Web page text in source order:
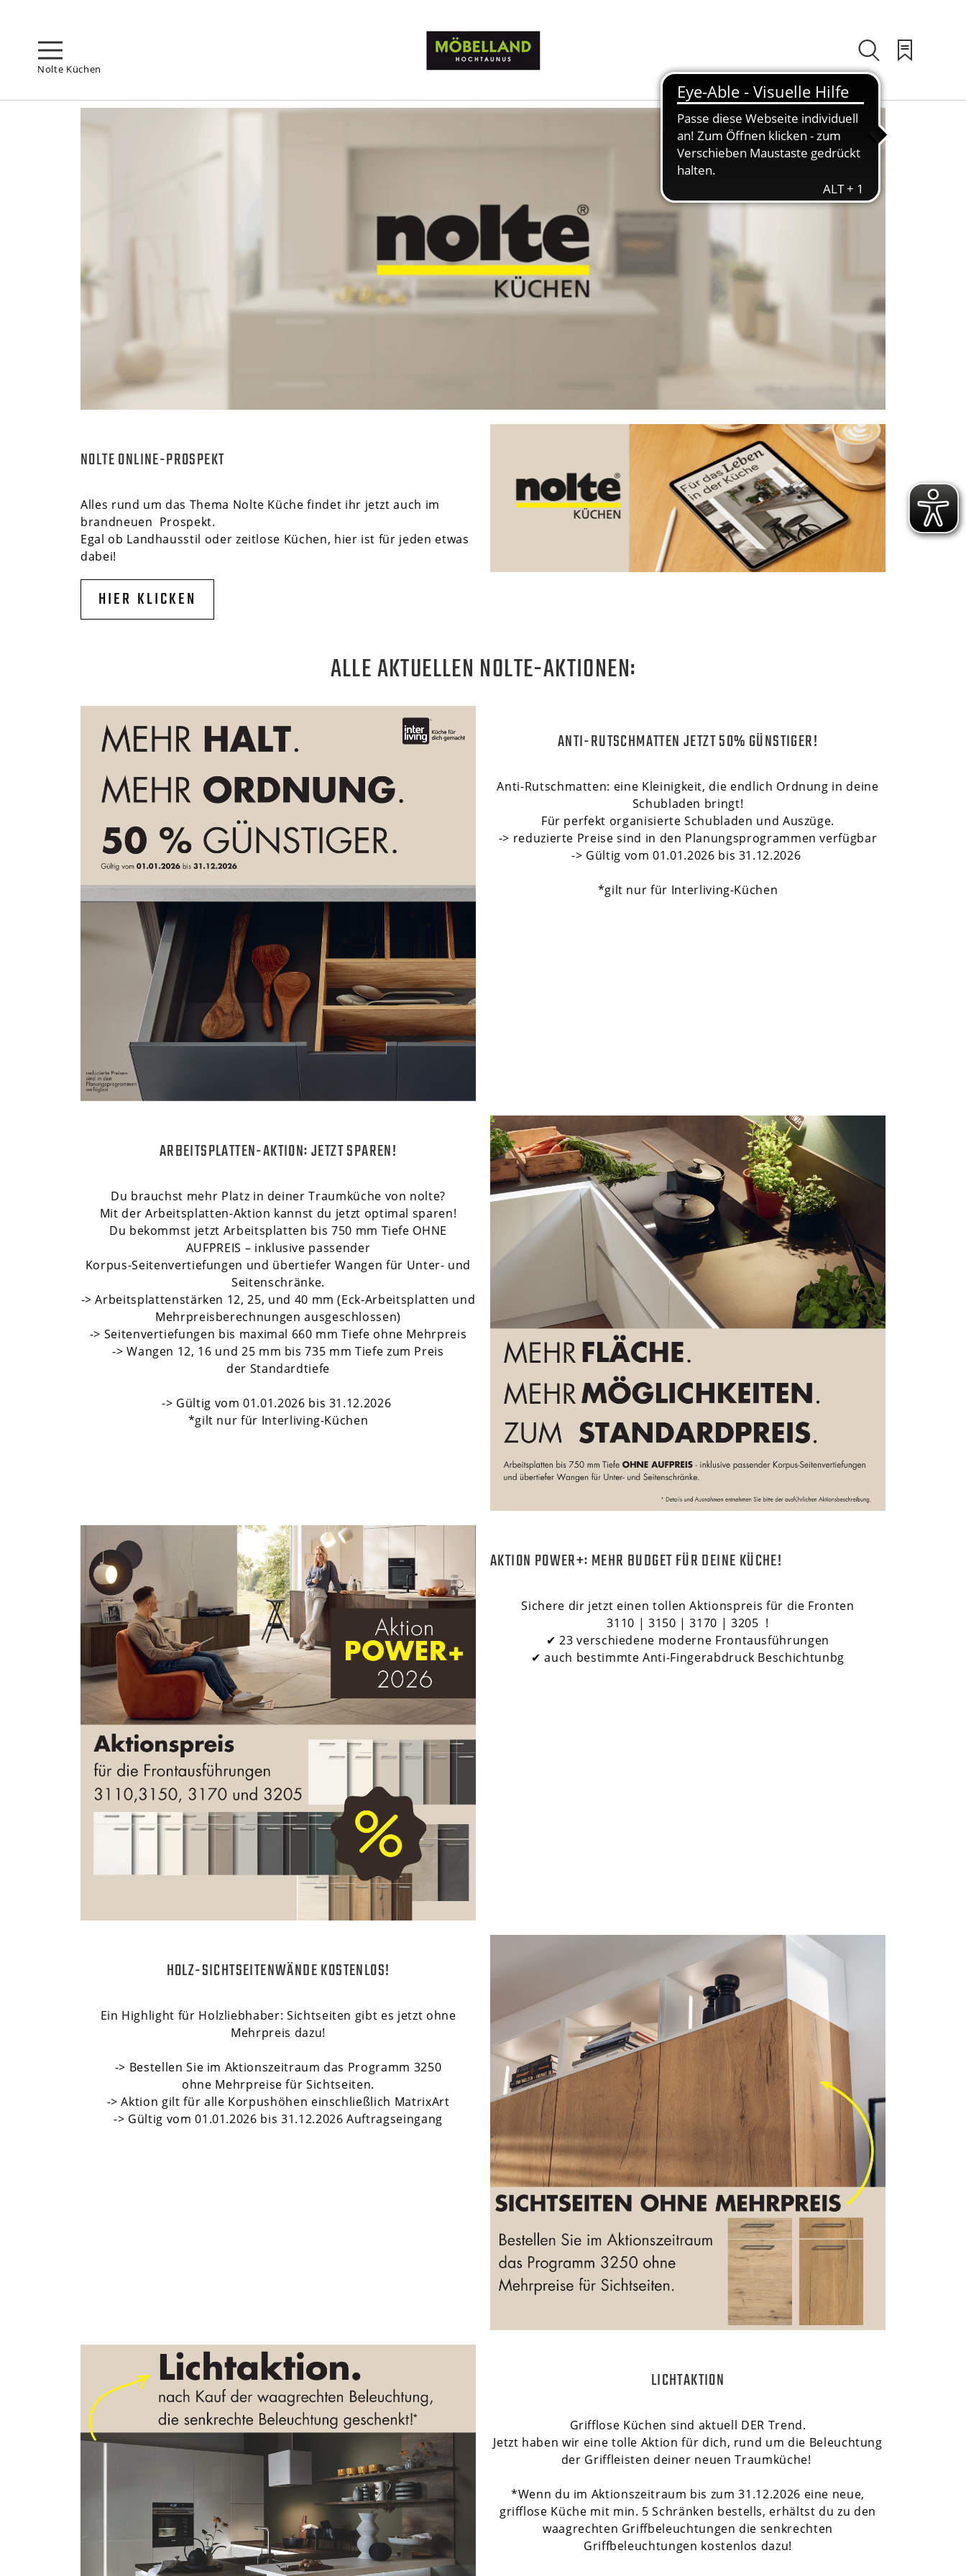
Nolte Küchen
NOLTE ONLINE-PROSPEKT
Alles rund um das Thema Nolte Küche findet ihr jetzt auch im
brandneuen Prospekt.
Egal ob Landhausstil oder zeitlose Küchen, hier ist für jeden etwas
dabei!
HIER KLICKEN
ALLE AKTUELLEN NOLTE-AKTIONEN:
ANTI-RUTSCHMATTEN JETZT 50% GÜNSTIGER!
Anti-Rutschmatten: eine Kleinigkeit, die endlich Ordnung in deine
Schubladen bringt!
Für perfekt organisierte Schubladen und Auszüge.
-> reduzierte Preise sind in den Planungsprogrammen verfügbar
-> Gültig vom 01.01.2026 bis 31.12.2026
*gilt nur für Interliving-Küchen
ARBEITSPLATTEN-AKTION: JETZT SPAREN!
Du brauchst mehr Platz in deiner Traumküche von nolte?
Mit der Arbeitsplatten-Aktion kannst du jetzt optimal sparen!
Du bekommst jetzt Arbeitsplatten bis 750 mm Tiefe OHNE
AUFPREIS – inklusive passender
Korpus-Seitenvertiefungen und übertiefer Wangen für Unter- und
Seitenschränke.
-> Arbeitsplattenstärken 12, 25, und 40 mm (Eck-Arbeitsplatten und
Mehrpreisberechnungen ausgeschlossen)
-> Seitenvertiefungen bis maximal 660 mm Tiefe ohne Mehrpreis
-> Wangen 12, 16 und 25 mm bis 735 mm Tiefe zum Preis
der Standardtiefe
-> Gültig vom 01.01.2026 bis 31.12.2026
*gilt nur für Interliving-Küchen
AKTION POWER+: MEHR BUDGET FÜR DEINE KÜCHE!
Sichere dir jetzt einen tollen Aktionspreis für die Fronten
3110 | 3150 | 3170 | 3205 !
✔ 23 verschiedene moderne Frontausführungen
✔ auch bestimmte Anti-Fingerabdruck Beschichtunbg
HOLZ-SICHTSEITENWÄNDE KOSTENLOS!
Ein Highlight für Holzliebhaber: Sichtseiten gibt es jetzt ohne
Mehrpreis dazu!
-> Bestellen Sie im Aktionszeitraum das Programm 3250
ohne Mehrpreise für Sichtseiten.
-> Aktion gilt für alle Korpushöhen einschließlich MatrixArt
-> Gültig vom 01.01.2026 bis 31.12.2026 Auftragseingang
LICHTAKTION
Grifflose Küchen sind aktuell DER Trend.
Jetzt haben wir eine tolle Aktion für dich, rund um die Beleuchtung
der Griffleisten deiner neuen Traumküche!
*Wenn du im Aktionszeitraum bis zum 31.12.2026 eine neue,
grifflose Küche mit min. 5 Schränken bestells, erhältst du zu den
waagrechten Griffbeleuchtungen die senkrechten
Griffbeleuchtungen kostenlos dazu!